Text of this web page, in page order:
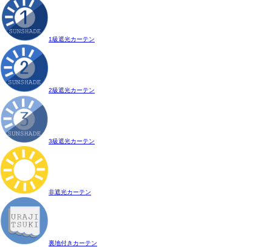
1級遮光カーテン
2級遮光カーテン
3級遮光カーテン
非遮光カーテン
裏地付きカーテン